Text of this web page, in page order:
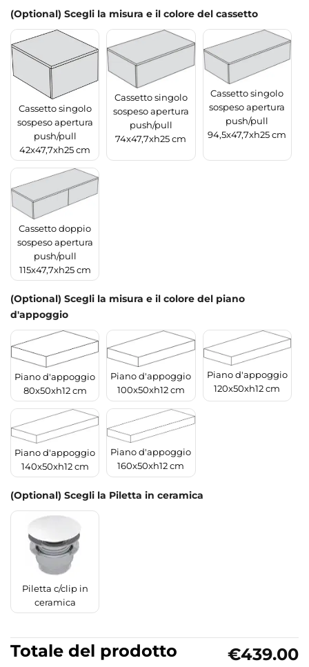
(Optional) Scegli la misura e il colore del cassetto
Cassetto singolo
sospeso apertura
push/pull
42x47,7xh25 cm
Cassetto singolo
sospeso apertura
push/pull
74x47,7xh25 cm
Cassetto singolo
sospeso apertura
push/pull
94,5x47,7xh25 cm
Cassetto doppio
sospeso apertura
push/pull
115x47,7xh25 cm
(Optional) Scegli la misura e il colore del piano
d'appoggio
Piano d'appoggio
80x50xh12 cm
Piano d'appoggio
100x50xh12 cm
Piano d'appoggio
120x50xh12 cm
Piano d'appoggio
140x50xh12 cm
Piano d'appoggio
160x50xh12 cm
(Optional) Scegli la Piletta in ceramica
Piletta c/clip in
ceramica
Totale del prodotto €439.00